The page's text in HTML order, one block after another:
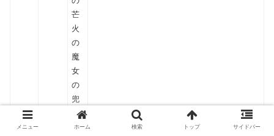
芒
火
の
魔
女
の
兜
火
の
メニュー ホーム 検索 トップ サイドバー